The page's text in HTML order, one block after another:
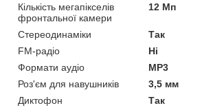
Кількість мегапікселів
фронтальної камери
12 Мп
Стереодинаміки
Так
FM-радіо
Ні
Формати аудіо
MP3
Роз'єм для навушників
3,5 мм
Диктофон
Так